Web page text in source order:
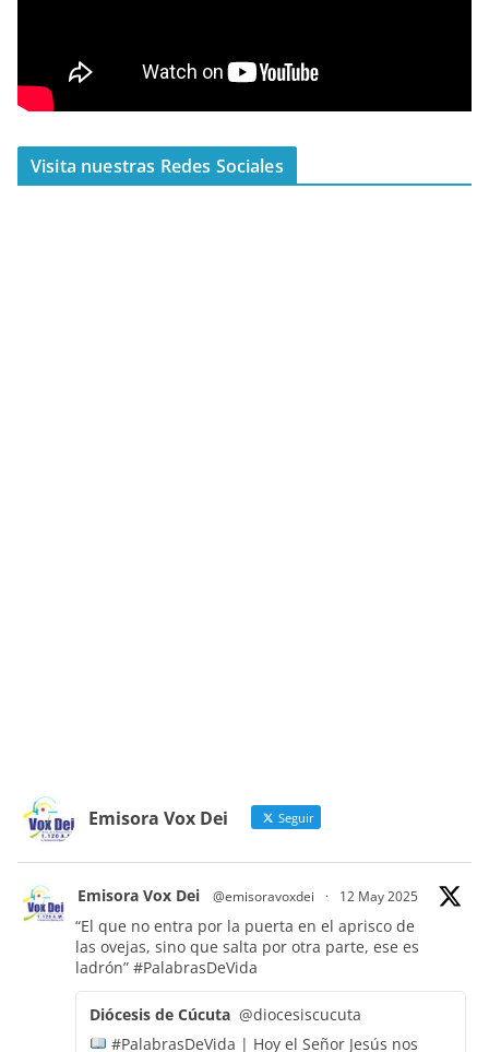
Visita nuestras Redes Sociales
Emisora Vox Dei Seguir
Emisora Vox Dei @emisoravoxdei · 12 May 2025
“El que no entra por la puerta en el aprisco de
las ovejas, sino que salta por otra parte, ese es
ladrón” #PalabrasDeVida
Diócesis de Cúcuta @diocesiscucuta
#PalabrasDeVida | Hoy el Señor Jesús nos